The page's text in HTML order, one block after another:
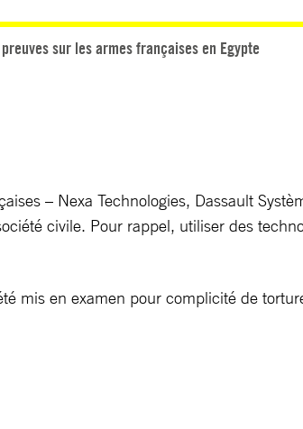
sur les armes françaises en Egypte
– Nexa Technologies, Dassault
civile. Pour rappel, utiliser des
mis en examen pour complicité de